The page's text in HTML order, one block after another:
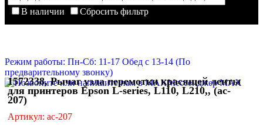
В наличии
Сбросить фильтр
Корзина пуста
Режим работы: Пн-Сб: 11-17 Обед с 13-14 (По
предварительному звонку)
Мессенджер MAX
1572338, Рычаг узла перемотки красящей ленты
для принтеров Epson L-series, L110, L210,, (ac-
207)
Артикул: ac-207